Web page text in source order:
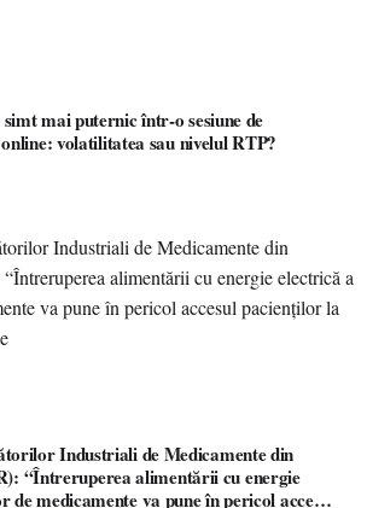
mai puternic într-o sesiune de
volatilitatea sau nivelul RTP?
Industriali de Medicamente din
“Întreruperea alimentării cu energie
medicamente va pune în pericol accesul